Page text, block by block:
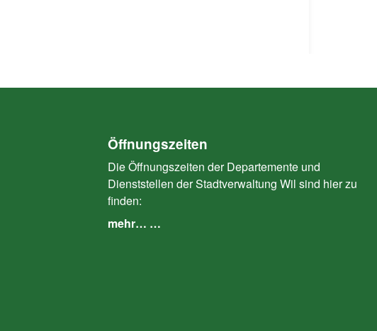
Öffnungszeiten
Die Öffnungszeiten der Departemente und
Dienststellen der Stadtverwaltung Wil sind hier zu
finden:
mehr… …